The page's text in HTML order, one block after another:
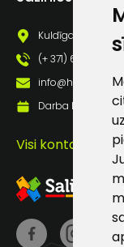
Kuldīgas iela 69a,
(+ 371) 63 881 186
info@hards.lv
Darba laiks:
Visi kontakti